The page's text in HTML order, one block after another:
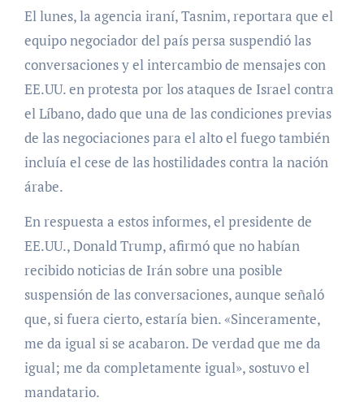
El lunes, la agencia iraní, Tasnim, reportara que el
equipo negociador del país persa suspendió las
conversaciones y el intercambio de mensajes con
EE.UU. en protesta por los ataques de Israel contra
el Líbano, dado que una de las condiciones previas
de las negociaciones para el alto el fuego también
incluía el cese de las hostilidades contra la nación
árabe.
En respuesta a estos informes, el presidente de
EE.UU., Donald Trump, afirmó que no habían
recibido noticias de Irán sobre una posible
suspensión de las conversaciones, aunque señaló
que, si fuera cierto, estaría bien. «Sinceramente,
me da igual si se acabaron. De verdad que me da
igual; me da completamente igual», sostuvo el
mandatario.